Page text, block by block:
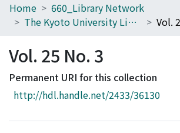
Home
Browse
Download Ranking
Access Statistics
Home
660_Library Network
The Kyoto University Library Network Bulletin : Sei-shu
Vol.
Vol. 25 No. 3
Permanent URI for this collection
http://hdl.handle.net/2433/36130